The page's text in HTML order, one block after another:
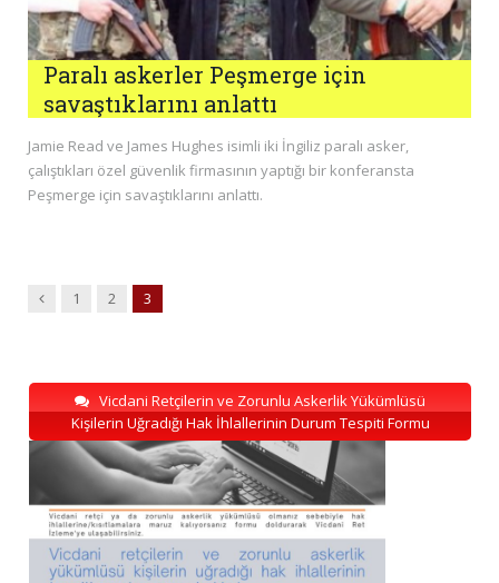
Paralı askerler Peşmerge için
savaştıklarını anlattı
Jamie Read ve James Hughes isimli iki İngiliz paralı asker,
çalıştıkları özel güvenlik firmasının yaptığı bir konferansta
Peşmerge için savaştıklarını anlattı.
Previous
1 2 3
Vicdani Retçilerin ve Zorunlu Askerlik Yükümlüsü
Kişilerin Uğradığı Hak İhlallerinin Durum Tespiti Formu